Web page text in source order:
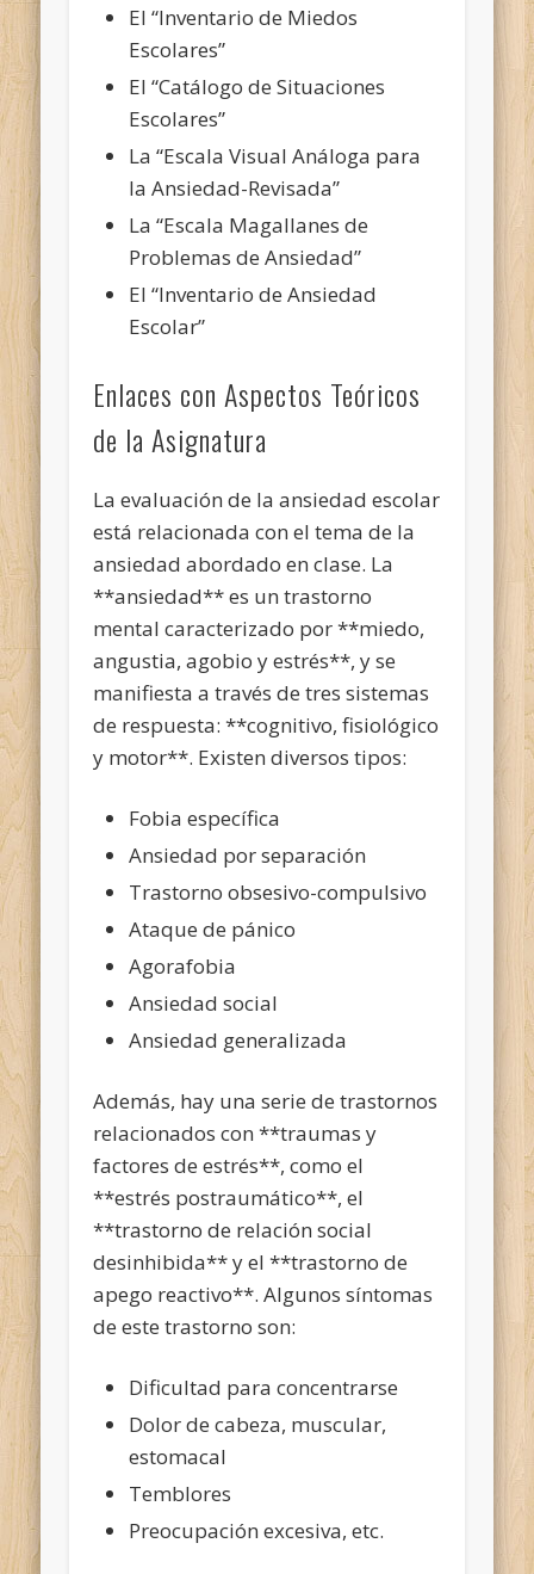
El “Inventario de Miedos
Escolares”
El “Catálogo de Situaciones
Escolares”
La “Escala Visual Análoga para
la Ansiedad-Revisada”
La “Escala Magallanes de
Problemas de Ansiedad”
El “Inventario de Ansiedad
Escolar”
Enlaces con Aspectos Teóricos
de la Asignatura
La evaluación de la ansiedad escolar
está relacionada con el tema de la
ansiedad abordado en clase. La
**ansiedad** es un trastorno
mental caracterizado por **miedo,
angustia, agobio y estrés**, y se
manifiesta a través de tres sistemas
de respuesta: **cognitivo, fisiológico
y motor**. Existen diversos tipos:
Fobia específica
Ansiedad por separación
Trastorno obsesivo-compulsivo
Ataque de pánico
Agorafobia
Ansiedad social
Ansiedad generalizada
Además, hay una serie de trastornos
relacionados con **traumas y
factores de estrés**, como el
**estrés postraumático**, el
**trastorno de relación social
desinhibida** y el **trastorno de
apego reactivo**. Algunos síntomas
de este trastorno son:
Dificultad para concentrarse
Dolor de cabeza, muscular,
estomacal
Temblores
Preocupación excesiva, etc.